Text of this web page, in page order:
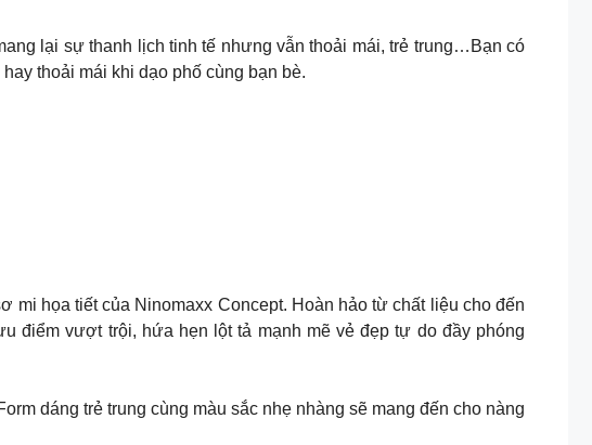
lại sự thanh lịch tinh tế nhưng vẫn thoải mái, trẻ trung…Bạn có
thoải mái khi dạo phố cùng bạn bè.
mi họa tiết của Ninomaxx Concept. Hoàn hảo từ chất liệu cho đến
điểm vượt trội, hứa hẹn lột tả mạnh mẽ vẻ đẹp tự do đầy phóng
dáng trẻ trung cùng màu sắc nhẹ nhàng sẽ mang đến cho nàng